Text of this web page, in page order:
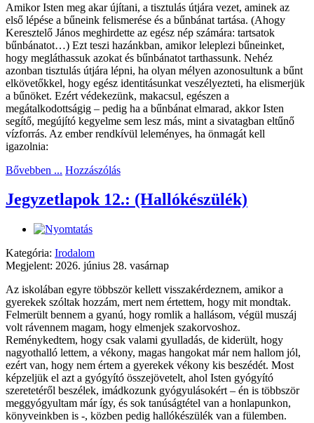
Amikor Isten meg akar újítani, a tisztulás útjára vezet, aminek az
első lépése a bűneink felismerése és a bűnbánat tartása. (Ahogy
Keresztelő János meghirdette az egész nép számára: tartsatok
bűnbánatot…) Ezt teszi hazánkban, amikor leleplezi bűneinket,
hogy megláthassuk azokat és bűnbánatot tarthassunk. Nehéz
azonban tisztulás útjára lépni, ha olyan mélyen azonosultunk a bűnt
elkövetőkkel, hogy egész identitásunkat veszélyezteti, ha elismerjük
a bűnöket. Ezért védekezünk, makacsul, egészen a
megátalkodottságig – pedig ha a bűnbánat elmarad, akkor Isten
segítő, megújító kegyelme sem lesz más, mint a sivatagban eltűnő
vízforrás. Az ember rendkívül leleményes, ha önmagát kell
igazolnia:
Bővebben ... Hozzászólás
Jegyzetlapok 12.: (Hallókészülék)
Kategória: Irodalom
Megjelent: 2026. június 28. vasárnap
Az iskolában egyre többször kellett visszakérdeznem, amikor a
gyerekek szóltak hozzám, mert nem értettem, hogy mit mondtak.
Felmerült bennem a gyanú, hogy romlik a hallásom, végül muszáj
volt rávennem magam, hogy elmenjek szakorvoshoz.
Reménykedtem, hogy csak valami gyulladás, de kiderült, hogy
nagyothalló lettem, a vékony, magas hangokat már nem hallom jól,
ezért van, hogy nem értem a gyerekek vékony kis beszédét. Most
képzeljük el azt a gyógyító összejövetelt, ahol Isten gyógyító
szeretetéről beszélek, imádkozunk gyógyulásokért – én is többször
meggyógyultam már így, és sok tanúságtétel van a honlapunkon,
könyveinkben is -, közben pedig hallókészülék van a fülemben.